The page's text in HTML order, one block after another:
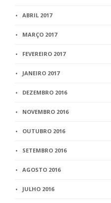
ABRIL 2017
MARÇO 2017
FEVEREIRO 2017
JANEIRO 2017
DEZEMBRO 2016
NOVEMBRO 2016
OUTUBRO 2016
SETEMBRO 2016
AGOSTO 2016
JULHO 2016